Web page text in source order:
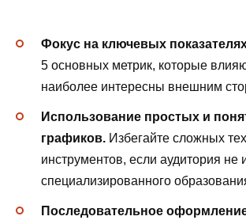
Фокус на ключевых
5 основных метрик, которые
наиболее интересны внешним
Использование простых и
графиков. Избегайте сложных
инструментов, если аудитория не
специализированного
Последовательное